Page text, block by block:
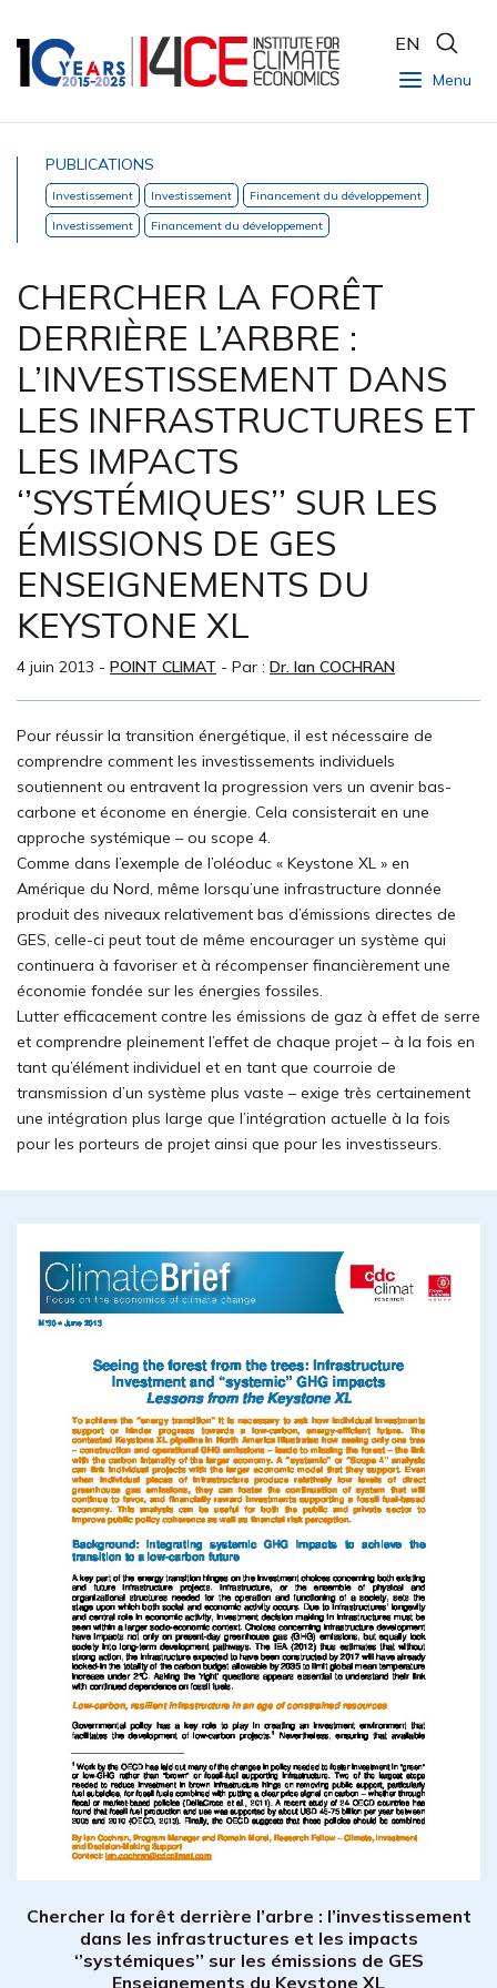
Menu
EN
PUBLICATIONS
Investissement Investissement
Financement du développement
Investissement
Financement du développement
CHERCHER LA FORÊT
DERRIÈRE L’ARBRE :
L’INVESTISSEMENT DANS
LES INFRASTRUCTURES ET
LES IMPACTS
‘’SYSTÉMIQUES’’ SUR LES
ÉMISSIONS DE GES
ENSEIGNEMENTS DU
KEYSTONE XL
4 juin 2013 - POINT CLIMAT - Par : Dr. Ian COCHRAN
Pour réussir la transition énergétique, il est nécessaire de
comprendre comment les investissements individuels
soutiennent ou entravent la progression vers un avenir bas-
carbone et économe en énergie. Cela consisterait en une
approche systémique – ou scope 4.
Comme dans l’exemple de l’oléoduc « Keystone XL » en
Amérique du Nord, même lorsqu’une infrastructure donnée
produit des niveaux relativement bas d’émissions directes de
GES, celle-ci peut tout de même encourager un système qui
continuera à favoriser et à récompenser financièrement une
économie fondée sur les énergies fossiles.
Lutter efficacement contre les émissions de gaz à effet de serre
et comprendre pleinement l’effet de chaque projet – à la fois en
tant qu’élément individuel et en tant que courroie de
transmission d’un système plus vaste – exige très certainement
une intégration plus large que l’intégration actuelle à la fois
pour les porteurs de projet ainsi que pour les investisseurs.
Chercher la forêt derrière l’arbre : l’investissement
dans les infrastructures et les impacts
‘’systémiques’’ sur les émissions de GES
Enseignements du Keystone XL